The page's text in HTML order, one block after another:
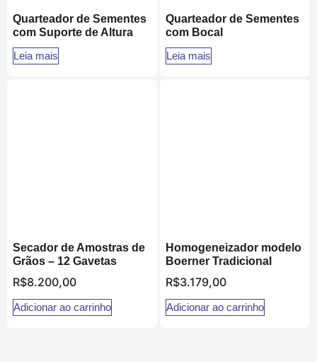
Quarteador de Sementes
com Suporte de Altura
Leia mais
Quarteador de Sementes
com Bocal
Leia mais
Secador de Amostras de
Grãos – 12 Gavetas
R$8.200,00
Adicionar ao carrinho
Homogeneizador modelo
Boerner Tradicional
R$3.179,00
Adicionar ao carrinho